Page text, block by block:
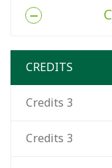
CREDITS
3
Credits
3
Credits